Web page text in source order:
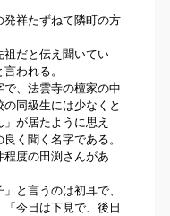
発祥たずねて隣町の方
祖だと伝え聞いてい
われる。
、法雲寺の檀家の中
同級生には少なくと
が居たように思え
く聞く名字である。
程度の田渕さんがあ
と言うのは初耳で、
今日は下見で、後日